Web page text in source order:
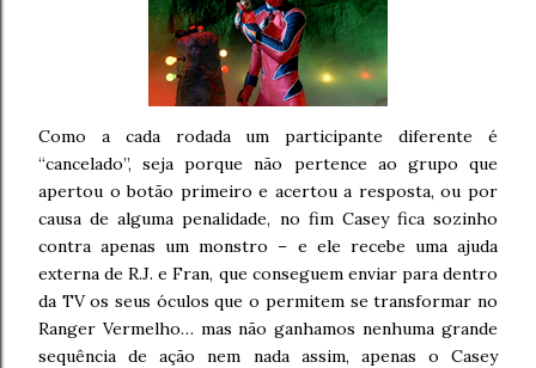
Como a cada rodada um participante diferente é
“cancelado”, seja porque não pertence ao grupo que
apertou o botão primeiro e acertou a resposta, ou por
causa de alguma penalidade, no fim Casey fica sozinho
contra apenas um monstro – e ele recebe uma ajuda
externa de R.J. e Fran, que conseguem enviar para dentro
da TV os seus óculos que o permitem se transformar no
Ranger Vermelho… mas não ganhamos nenhuma grande
sequência de ação nem nada assim, apenas o Casey